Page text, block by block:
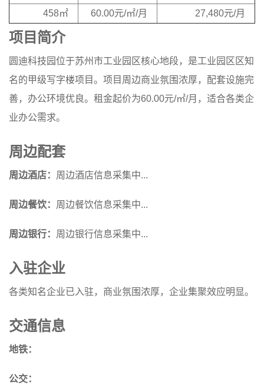
458㎡ 60.00元/㎡/月 27,480元/月
项目简介
圆迪科技园位于苏州市工业园区核心地段，是工业园区区知
名的甲级写字楼项目。项目周边商业氛围浓厚，配套设施完
善，办公环境优良。租金起价为60.00元/㎡/月，适合各类企
业办公需求。
周边配套
周边酒店： 周边酒店信息采集中...
周边餐饮： 周边餐饮信息采集中...
周边银行： 周边银行信息采集中...
入驻企业
各类知名企业已入驻，商业氛围浓厚，企业集聚效应明显。
交通信息
地铁：
公交：